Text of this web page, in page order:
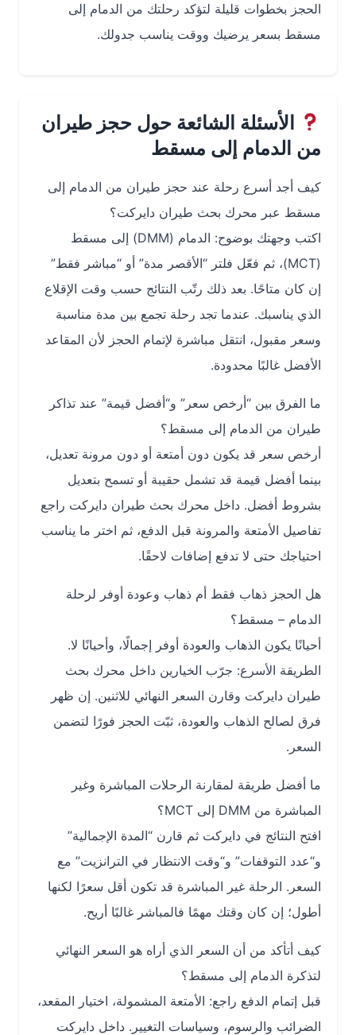
الحجز بخطوات قليلة لتؤكد رحلتك من الدمام إلى
مسقط بسعر يرضيك ووقت يناسب جدولك.
الأسئلة الشائعة حول حجز طيران
من الدمام إلى مسقط
كيف أجد أسرع رحلة عند حجز طيران من الدمام إلى
مسقط عبر محرك بحث طيران دايركت؟
اكتب وجهتك بوضوح: الدمام (DMM) إلى مسقط
(MCT)، ثم فعّل فلتر “الأقصر مدة” أو “مباشر فقط”
إن كان متاحًا. بعد ذلك رتّب النتائج حسب وقت الإقلاع
الذي يناسبك. عندما تجد رحلة تجمع بين مدة مناسبة
وسعر مقبول، انتقل مباشرة لإتمام الحجز لأن المقاعد
الأفضل غالبًا محدودة.
ما الفرق بين “أرخص سعر” و“أفضل قيمة” عند تذاكر
طيران من الدمام إلى مسقط؟
أرخص سعر قد يكون دون أمتعة أو دون مرونة تعديل،
بينما أفضل قيمة قد تشمل حقيبة أو تسمح بتعديل
بشروط أفضل. داخل محرك بحث طيران دايركت راجع
تفاصيل الأمتعة والمرونة قبل الدفع، ثم اختر ما يناسب
احتياجك حتى لا تدفع إضافات لاحقًا.
هل الحجز ذهاب فقط أم ذهاب وعودة أوفر لرحلة
الدمام – مسقط؟
أحيانًا يكون الذهاب والعودة أوفر إجمالًا، وأحيانًا لا.
الطريقة الأسرع: جرّب الخيارين داخل محرك بحث
طيران دايركت وقارن السعر النهائي للاثنين. إن ظهر
فرق لصالح الذهاب والعودة، ثبّت الحجز فورًا لتضمن
السعر.
ما أفضل طريقة لمقارنة الرحلات المباشرة وغير
المباشرة من DMM إلى MCT؟
افتح النتائج في دايركت ثم قارن “المدة الإجمالية”
و“عدد التوقفات” و“وقت الانتظار في الترانزيت” مع
السعر. الرحلة غير المباشرة قد تكون أقل سعرًا لكنها
أطول؛ إن كان وقتك مهمًا فالمباشر غالبًا أريح.
كيف أتأكد من أن السعر الذي أراه هو السعر النهائي
لتذكرة الدمام إلى مسقط؟
قبل إتمام الدفع راجع: الأمتعة المشمولة، اختيار المقعد،
الضرائب والرسوم، وسياسات التغيير. داخل دايركت